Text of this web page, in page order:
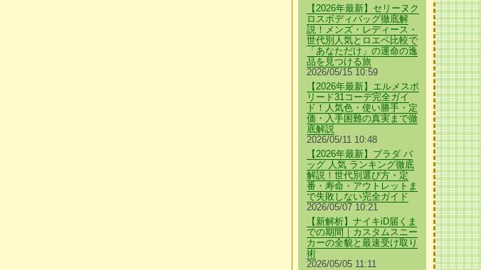
【2026年最新】セリーヌク
ロスボディバッグ徹底解
説！メンズ・レディース・
世代別人気とロエベ比較で
「あなただけ」の運命の逸
品を見つける旅
2026/05/15 10:59
【2026年最新】エルメスボ
リード31コーデ完全ガイ
ド！人気色・使い勝手・定
価・入手困難の真実まで徹
底解説
2026/05/11 10:48
【2026年最新】プラダ バ
ッグ 人気 ランキング徹底
解説！世代別選び方・定
番・寿命・アウトレットま
で失敗しない完全ガイド
2026/05/07 10:21
【新解析】ナイキiD届くま
での期間｜カスタムスニー
カーの全貌と最速受け取り
術
2026/05/05 11:11